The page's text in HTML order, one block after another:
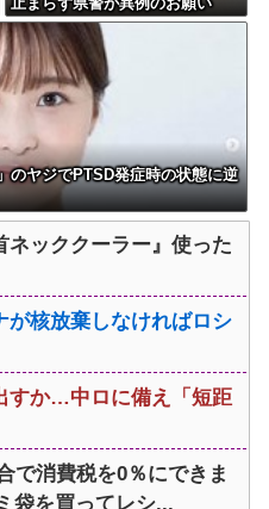
のヤジでPTSD発症時の状態に逆
ネッククーラー』使った
が核放棄しなければロシ
すか…中ロに備え「短距
で消費税を0％にできま
袋を買ってレシ...